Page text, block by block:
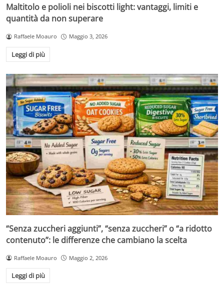
Maltitolo e polioli nei biscotti light: vantaggi, limiti e
quantità da non superare
Raffaele Moauro Maggio 3, 2026
Leggi di più
“Senza zuccheri aggiunti”, “senza zuccheri” o “a ridotto
contenuto”: le differenze che cambiano la scelta
Raffaele Moauro Maggio 2, 2026
Leggi di più